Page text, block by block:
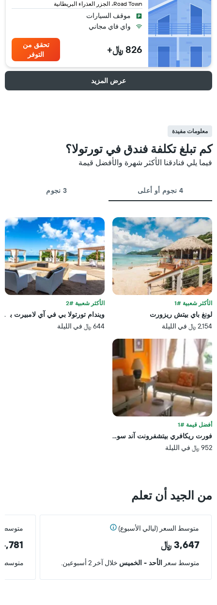
Road Town، الجزر العذراء البريطانية
موقف السيارات
واي فاي مجاني
826 ﷼+
تحقق من
التوفر
عرض المزيد
معلومات مفيدة
كم تبلغ تكلفة فندق في تورتولا؟
فيما يلي فنادقنا الأكثر شهرة والأفضل قيمة
4 نجوم أو أعلى 3 نجوم
الأكثر شعبية #1
لونغ باي بيتش ريزورت
2,154 ﷼ في الليلة
الأكثر شعبية #2
ويندام تورتولا بي في آي لامبيرت
644 ﷼ في الليلة
أفضل قيمة #1
فورت ريكافري بيتشفرونت آند سويتس هوتل
952 ﷼ في الليلة
من الجيد أن تعلم
متوسط السعر (ليالي الأسبوع)
3,647 ﷼
متوسط
4,781 ﷼
متوسط سعر الأحد - الخميس خلال آخر 2 أسبوعين.